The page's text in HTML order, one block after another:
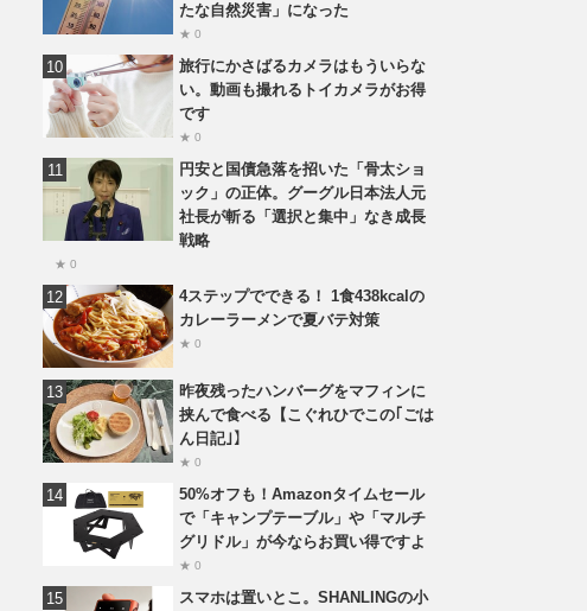
たな自然災害」になった
★ 0
旅行にかさばるカメラはもういらな
い。動画も撮れるトイカメラがお得
です
★ 0
円安と国債急落を招いた「骨太ショ
ック」の正体。グーグル日本法人元
社長が斬る「選択と集中」なき成長
戦略
★ 0
4ステップでできる！ 1食438kcalの
カレーラーメンで夏バテ対策
★ 0
昨夜残ったハンバーグをマフィンに
挟んで食べる【こぐれひでこの｢ごは
ん日記｣】
★ 0
50%オフも！Amazonタイムセール
で「キャンプテーブル」や「マルチ
グリドル」が今ならお買い得ですよ
★ 0
スマホは置いとこ。SHANLINGの小